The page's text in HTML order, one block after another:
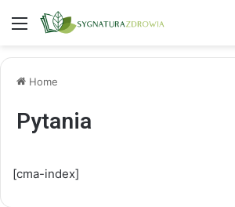
Menu
Home
Pytania
[cma-index]